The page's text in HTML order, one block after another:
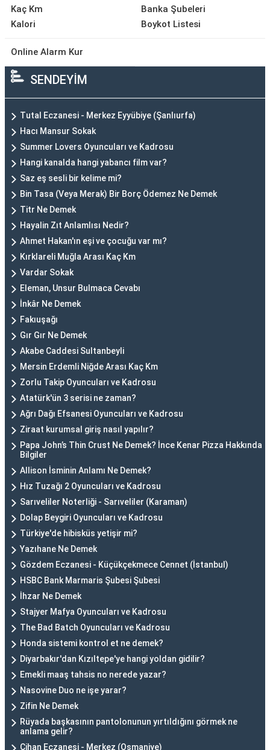
Kaç Km
Kalori
Banka Şubeleri
Boykot Listesi
Online Alarm Kur
SENDEYİM
Tutal Eczanesi - Merkez Eyyübiye (Şanlıurfa)
Hacı Mansur Sokak
Summer Lovers Oyuncuları ve Kadrosu
Hangi kanalda hangi yabancı film var?
Saz eş sesli bir kelime mi?
Bin Tasa (Veya Merak) Bir Borç Ödemez Ne Demek
Titr Ne Demek
Hayalin Zıt Anlamlısı Nedir?
Ahmet Hakan'ın eşi ve çocuğu var mı?
Kırklareli Muğla Arası Kaç Km
Vardar Sokak
Eleman, Unsur Bulmaca Cevabı
İnkâr Ne Demek
Fakıuşağı
Gır Gır Ne Demek
Akabe Caddesi Sultanbeyli
Mersin Erdemli Niğde Arası Kaç Km
Zorlu Takip Oyuncuları ve Kadrosu
Atatürk'ün 3 serisi ne zaman?
Ağrı Dağı Efsanesi Oyuncuları ve Kadrosu
Ziraat kurumsal giriş nasıl yapılır?
Papa John’s Thin Crust Ne Demek? İnce Kenar Pizza Hakkında
Bilgiler
Allison İsminin Anlamı Ne Demek?
Hız Tuzağı 2 Oyuncuları ve Kadrosu
Sarıveliler Noterliği - Sarıveliler (Karaman)
Dolap Beygiri Oyuncuları ve Kadrosu
Türkiye'de hibisküs yetişir mi?
Yazıhane Ne Demek
Gözdem Eczanesi - Küçükçekmece Cennet (İstanbul)
HSBC Bank Marmaris Şubesi Şubesi
İhzar Ne Demek
Stajyer Mafya Oyuncuları ve Kadrosu
The Bad Batch Oyuncuları ve Kadrosu
Honda sistemi kontrol et ne demek?
Diyarbakır'dan Kızıltepe'ye hangi yoldan gidilir?
Emekli maaş tahsis no nerede yazar?
Nasovine Duo ne işe yarar?
Zifin Ne Demek
Rüyada başkasının pantolonunun yırtıldığını görmek ne
anlama gelir?
Cihan Eczanesi - Merkez (Osmaniye)